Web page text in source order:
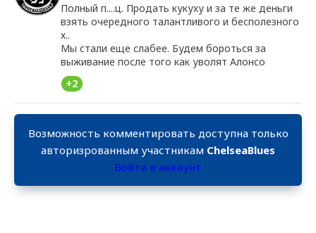
Полный п....ц. Продать кукуху и за те же деньги
взять очередного талантливого и бесполезного
х..
Мы стали еще слабее. Будем бороться за
выживание после того как уволят Алонсо
+2
Возможность комментировать доступна только
авторизрованным участникам ChelseaBlues
Войти в аккаунт